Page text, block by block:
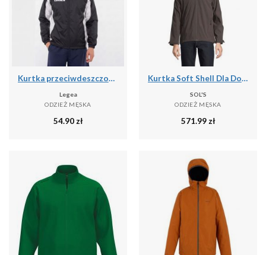
Kurtka przeciwdeszczowa Storm dla mężczyzn do biegania czarno-biała
Legea
ODZIEŻ MĘSKA
54.90 zł
Kurtka Soft Shell Dla Dorosłych Unisex Falcon 3 W 1
SOL'S
ODZIEŻ MĘSKA
571.99 zł